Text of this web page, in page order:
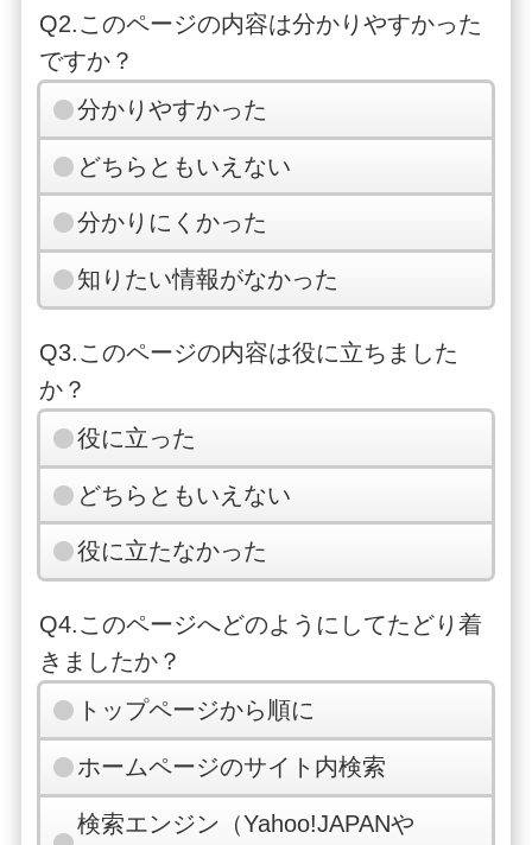
Q2.このページの内容は分かりやすかった
ですか？
分かりやすかった
どちらともいえない
分かりにくかった
知りたい情報がなかった
Q3.このページの内容は役に立ちました
か？
役に立った
どちらともいえない
役に立たなかった
Q4.このページへどのようにしてたどり着
きましたか？
トップページから順に
ホームページのサイト内検索
検索エンジン（Yahoo!JAPANや